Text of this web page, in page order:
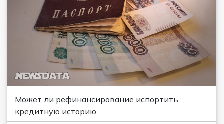
Может ли рефинансирование испортить
кредитную историю